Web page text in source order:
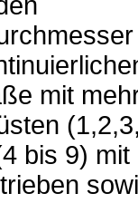
mit
bis 9) mit